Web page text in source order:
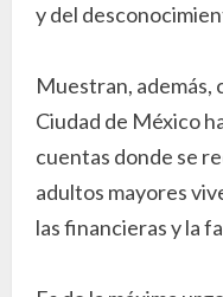
y del
Muestran, además,
Ciudad de México
cuentas donde se
adultos mayores
las financieras y la